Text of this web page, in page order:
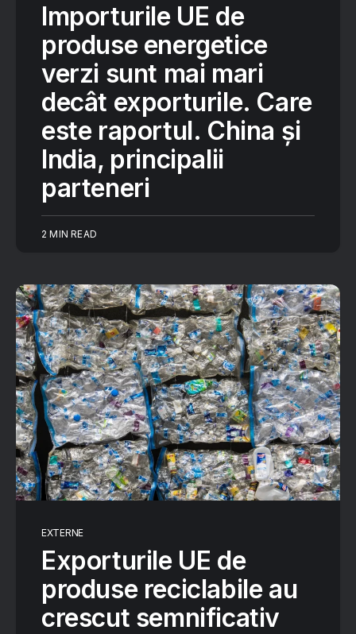
Importurile UE de
produse energetice
verzi sunt mai mari
decât exporturile. Care
este raportul. China și
India, principalii
parteneri
2 MIN READ
EXTERNE
Exporturile UE de
produse reciclabile au
crescut semnificativ